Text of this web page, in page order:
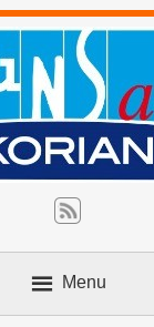
Menu